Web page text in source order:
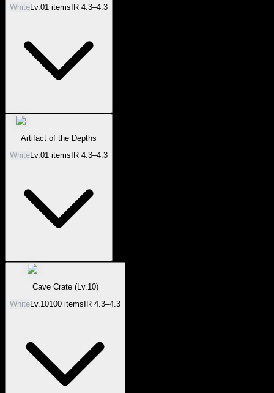
WhiteLv. 01 itemsIR 4.3–4.3
Artifact of the Depths
WhiteLv.01 items IR 4.3–4.3
Cave Crate (Lv.10)
White Lv. 10100 items IR 4.3–4.3